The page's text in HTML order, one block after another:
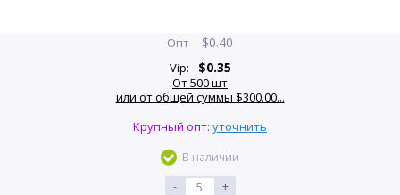
Опт $0.40
Vip: $0.35
От 500 шт
или от общей суммы $300.00...
Крупный опт: уточнить
В наличии
-
+